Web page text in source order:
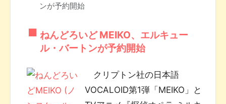
ンが予約開始
ねんどろいど MEIKO、エルキュー
ル・バートンが予約開始
クリプトン社の日本語
VOCALOID第1弾「MEIKO」と